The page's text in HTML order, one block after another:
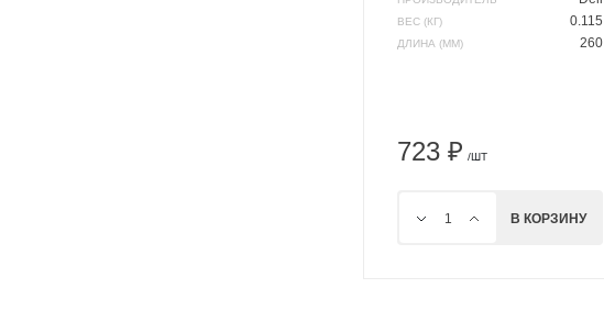
ВЕС (КГ) 0.115
ДЛИНА (ММ) 260
723 ₽ /ШТ
В КОРЗИНУ